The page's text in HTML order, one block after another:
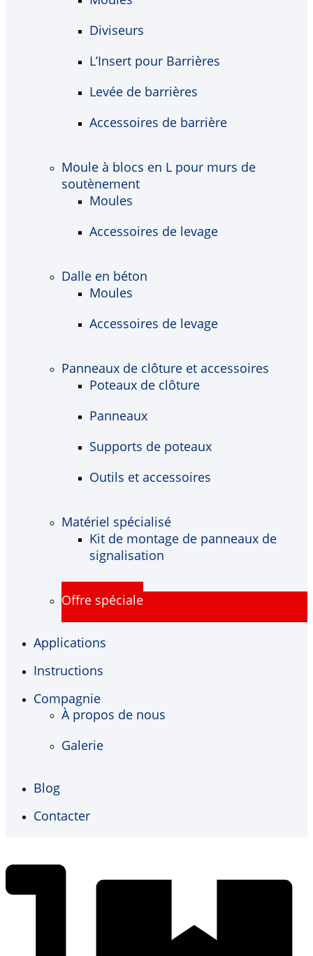
Diviseurs
L’Insert pour Barrières
Levée de barrières
Accessoires de barrière
Moule à blocs en L pour murs de
soutènement
Moules
Accessoires de levage
Dalle en béton
Moules
Accessoires de levage
Panneaux de clôture et accessoires
Poteaux de clôture
Panneaux
Supports de poteaux
Outils et accessoires
Matériel spécialisé
Kit de montage de panneaux de
signalisation
Offre spéciale
Applications
Instructions
Compagnie
À propos de nous
Galerie
Blog
Contacter